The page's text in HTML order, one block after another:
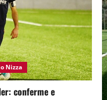
Nizza
conferme e